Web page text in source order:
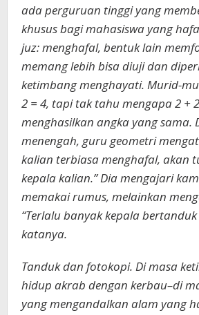
ada perguruan tinggi yang
khusus bagi mahasiswa yang
juz: menghafal, bentuk lain
memang lebih bisa diuji dan
ketimbang menghayati. Murid-
2 = 4, tapi tak tahu mengapa 2 +
menghasilkan angka yang sama.
menengah, guru geometri
kalian terbiasa menghafal, akan
kepala kalian.” Dia mengajari
memakai rumus, melainkan
“Terlalu banyak kepala
katanya.
Tanduk dan fotokopi. Di masa
hidup akrab dengan kerbau–di
yang mengandalkan alam yang